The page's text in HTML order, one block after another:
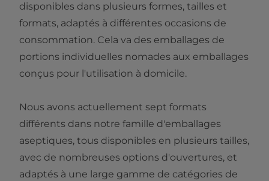
disponibles dans plusieurs formes, tailles et
formats, adaptés à différentes occasions de
consommation. Cela va des emballages de
portions individuelles nomades aux emballages
conçus pour l'utilisation à domicile.
Nous avons actuellement sept formats
différents dans notre famille d'emballages
aseptiques, tous disponibles en plusieurs tailles,
avec de nombreuses options d'ouvertures, et
adaptés à une large gamme de catégories de